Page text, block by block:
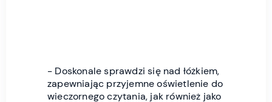
- Doskonale sprawdzi się nad łóżkiem,
zapewniając przyjemne oświetlenie do
wieczornego czytania, jak również jako